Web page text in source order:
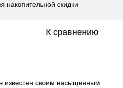
накопительной скидки
К сравнению
известен своим насыщенным